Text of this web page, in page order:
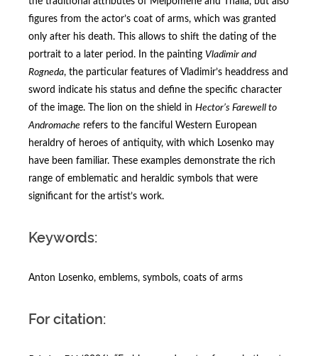
figures from the actor’s coat of arms, which was granted
only after his death. This allows to shift the dating of the
portrait to a later period. In the painting Vladimir and
Rogneda, the particular features of Vladimir’s headdress and
sword indicate his status and define the specific character
of the image. The lion on the shield in Hector’s Farewell to
Andromache refers to the fanciful Western European
heraldry of heroes of antiquity, with which Losenko may
have been familiar. These examples demonstrate the rich
range of emblematic and heraldic symbols that were
significant for the artist’s work.
Keywords:
Anton Losenko, emblems, symbols, coats of arms
For citation: